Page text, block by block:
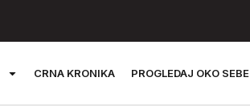
CRNA KRONIKA PROGLEDAJ OKO SEBE